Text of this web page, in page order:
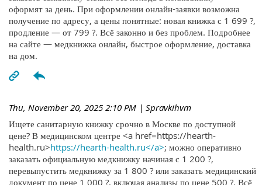
оформят за день. При оформлении онлайн-заявки возможна
получение по адресу, а цены понятные: новая книжка с 1 699 ?,
продление — от 799 ?. Всё законно и без проблем. Подробнее
на сайте — медкнижка онлайн, быстрое оформление, доставка
на дом.
Thu, November 20, 2025 2:10 PM | Spravkihvm
Ищете санитарную книжку срочно в Москве по доступной
цене? В медицинском центре <a href=https://hearth-
health.ru>https://hearth-health.ru</a>; можно оперативно
заказать официальную медкнижку начиная с 1 200 ?,
перевыпустить медкнижку за 1 800 ? или заказать медицинский
документ по цене 1 000 ?, включая анализы по цене 500 ?. Всё